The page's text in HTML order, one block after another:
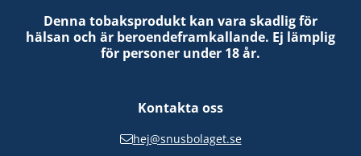
Denna tobaksprodukt kan vara skadlig för
hälsan och är beroendeframkallande. Ej lämplig
för personer under 18 år.
Kontakta oss
hej@snusbolaget.se